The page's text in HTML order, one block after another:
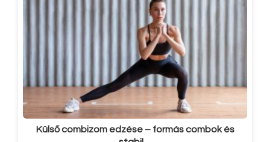
Külső combizom edzése – formás combok és